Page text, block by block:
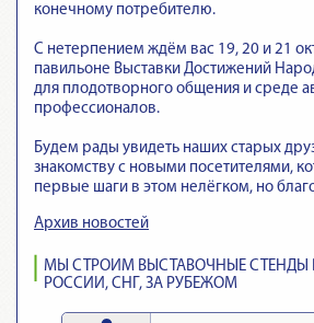
конечному потребителю.
С нетерпением ждём вас 19, 20 и 21
павильоне Выставки Достижений
для плодотворного общения и среде
профессионалов.
Будем рады увидеть наших старых
знакомству с новыми посетителями,
первые шаги в этом нелёгком, но
Архив новостей
МЫ СТРОИМ ВЫСТАВОЧНЫЕ СТЕНДЫ
РОССИИ, СНГ, ЗА РУБЕЖОМ